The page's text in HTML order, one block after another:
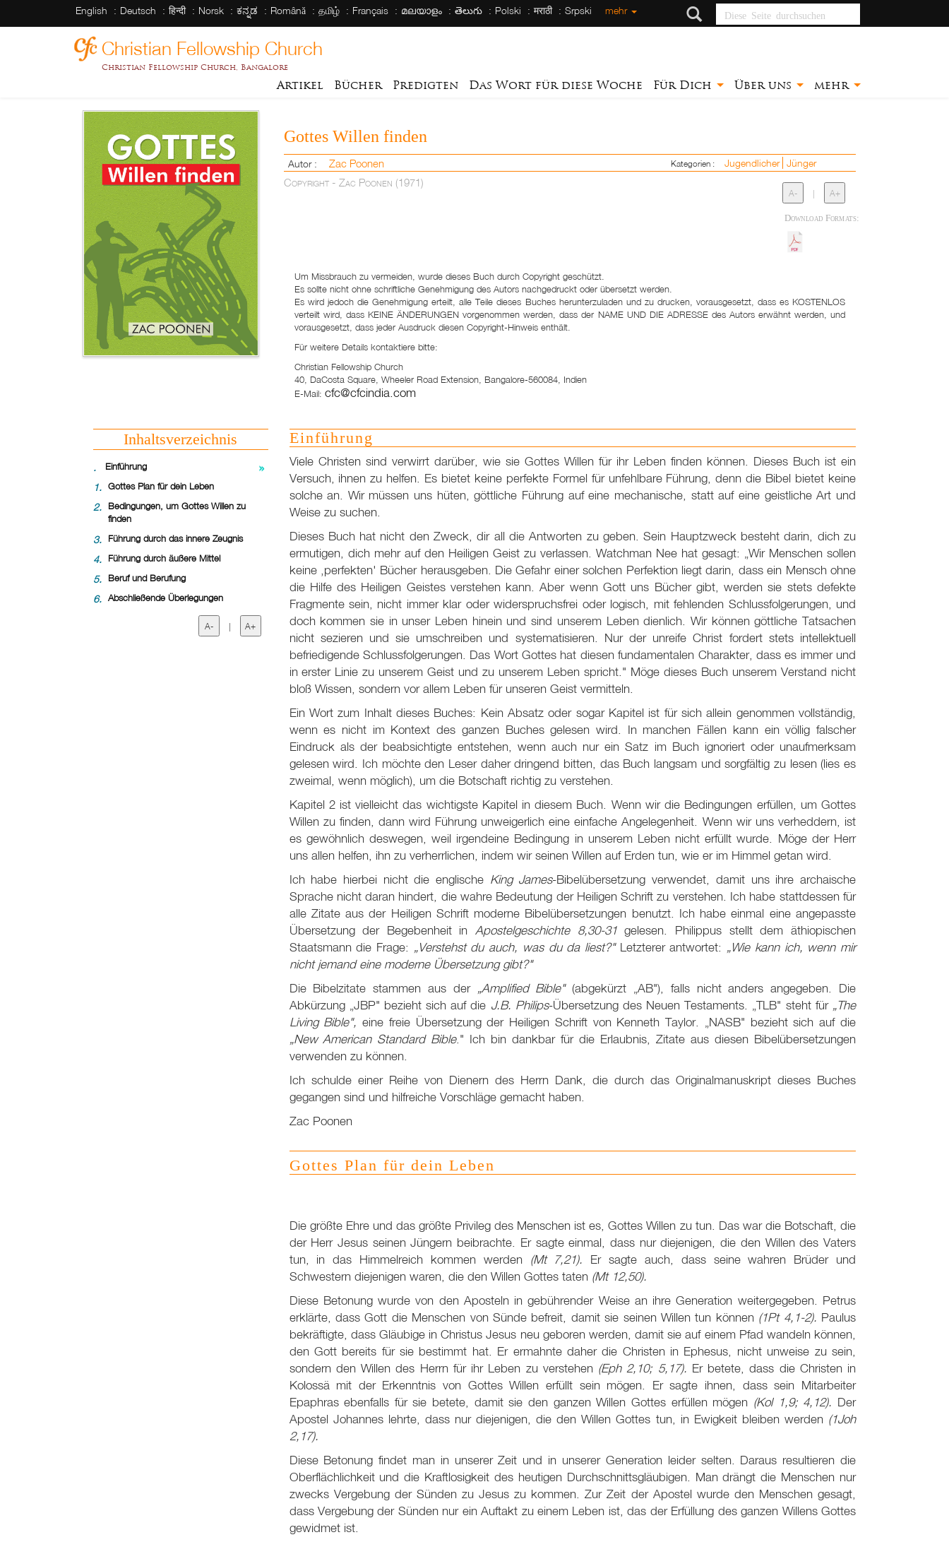
English Deutsch हिन्दी Norsk ಕನ್ನಡ Română தமிழ் Français മലയാളം తెలుగు Polski मराठी Srpski mehr
Diese Seite
durchsuchen
Christian Fellowship Church
Christian Fellowship Church, Bangalore
Artikel Bücher Predigten Das Wort für diese Woche Für Dich Über uns mehr
Gottes Willen finden
Autor : Zac Poonen Kategorien : Jugendlicher Jünger
Copyright - Zac Poonen (1971)
A- | A+
Download Formats:
Um Missbrauch zu vermeiden, wurde dieses Buch durch Copyright geschützt.
Es sollte nicht ohne schriftliche Genehmigung des Autors nachgedruckt oder übersetzt werden.
Es wird jedoch die Genehmigung erteilt, alle Teile dieses Buches herunterzuladen und zu drucken, vorausgesetzt, dass es KOSTENLOS
verteilt wird, dass KEINE ÄNDERUNGEN vorgenommen werden, dass der NAME UND DIE ADRESSE des Autors erwähnt werden, und
vorausgesetzt, dass jeder Ausdruck diesen Copyright-Hinweis enthält.
Für weitere Details kontaktiere bitte:
Christian Fellowship Church
40, DaCosta Square, Wheeler Road Extension, Bangalore-560084, Indien
E-Mail: cfc@cfcindia.com
Inhaltsverzeichnis
. Einführung
1. Gottes Plan für dein Leben
2.
Bedingungen, um Gottes Willen zu
finden
3. Führung durch das innere Zeugnis
4. Führung durch äußere Mittel
5. Beruf und Berufung
6. Abschließende Überlegungen
A- | A+
Einführung
Viele Christen sind verwirrt darüber, wie sie Gottes Willen für ihr Leben finden können. Dieses Buch ist ein
Versuch, ihnen zu helfen. Es bietet keine perfekte Formel für unfehlbare Führung, denn die Bibel bietet keine
solche an. Wir müssen uns hüten, göttliche Führung auf eine mechanische, statt auf eine geistliche Art und
Weise zu suchen.
Dieses Buch hat nicht den Zweck, dir all die Antworten zu geben. Sein Hauptzweck besteht darin, dich zu
ermutigen, dich mehr auf den Heiligen Geist zu verlassen. Watchman Nee hat gesagt: „Wir Menschen sollen
keine ‚perfekten' Bücher herausgeben. Die Gefahr einer solchen Perfektion liegt darin, dass ein Mensch ohne
die Hilfe des Heiligen Geistes verstehen kann. Aber wenn Gott uns Bücher gibt, werden sie stets defekte
Fragmente sein, nicht immer klar oder widerspruchsfrei oder logisch, mit fehlenden Schlussfolgerungen, und
doch kommen sie in unser Leben hinein und sind unserem Leben dienlich. Wir können göttliche Tatsachen
nicht sezieren und sie umschreiben und systematisieren. Nur der unreife Christ fordert stets intellektuell
befriedigende Schlussfolgerungen. Das Wort Gottes hat diesen fundamentalen Charakter, dass es immer und
in erster Linie zu unserem Geist und zu unserem Leben spricht." Möge dieses Buch unserem Verstand nicht
bloß Wissen, sondern vor allem Leben für unseren Geist vermitteln.
Ein Wort zum Inhalt dieses Buches: Kein Absatz oder sogar Kapitel ist für sich allein genommen vollständig,
wenn es nicht im Kontext des ganzen Buches gelesen wird. In manchen Fällen kann ein völlig falscher
Eindruck als der beabsichtigte entstehen, wenn auch nur ein Satz im Buch ignoriert oder unaufmerksam
gelesen wird. Ich möchte den Leser daher dringend bitten, das Buch langsam und sorgfältig zu lesen (lies es
zweimal, wenn möglich), um die Botschaft richtig zu verstehen.
Kapitel 2 ist vielleicht das wichtigste Kapitel in diesem Buch. Wenn wir die Bedingungen erfüllen, um Gottes
Willen zu finden, dann wird Führung unweigerlich eine einfache Angelegenheit. Wenn wir uns verheddern, ist
es gewöhnlich deswegen, weil irgendeine Bedingung in unserem Leben nicht erfüllt wurde. Möge der Herr
uns allen helfen, ihn zu verherrlichen, indem wir seinen Willen auf Erden tun, wie er im Himmel getan wird.
Ich habe hierbei nicht die englische King James-Bibelübersetzung verwendet, damit uns ihre archaische
Sprache nicht daran hindert, die wahre Bedeutung der Heiligen Schrift zu verstehen. Ich habe stattdessen für
alle Zitate aus der Heiligen Schrift moderne Bibelübersetzungen benutzt. Ich habe einmal eine angepasste
Übersetzung der Begebenheit inApostelgeschichte 8,30-31gelesen. Philippus stellt dem äthiopischen
Staatsmann die Frage: „Verstehst du auch, was du da liest?" Letzterer antwortet: „Wie kann ich, wenn mir
nicht jemand eine moderne Übersetzung gibt?"
Die Bibelzitate stammen aus der „Amplified Bible"(abgekürzt „AB"), falls nicht anders angegeben. Die
Abkürzung „JBP" bezieht sich auf die J.B. Philips-Übersetzung des Neuen Testaments. „TLB" steht für „The
Living Bible", eine freie Übersetzung der Heiligen Schrift von Kenneth Taylor. „NASB" bezieht sich auf die
„New American Standard Bible." Ich bin dankbar für die Erlaubnis, Zitate aus diesen Bibelübersetzungen
verwenden zu können.
Ich schulde einer Reihe von Dienern des Herrn Dank, die durch das Originalmanuskript dieses Buches
gegangen sind und hilfreiche Vorschläge gemacht haben.
Zac Poonen
Gottes Plan für dein Leben
Die größte Ehre und das größte Privileg des Menschen ist es, Gottes Willen zu tun. Das war die Botschaft, die
der Herr Jesus seinen Jüngern beibrachte. Er sagte einmal, dass nur diejenigen, die den Willen des Vaters
tun, in das Himmelreich kommen werden (Mt 7,21). Er sagte auch, dass seine wahren Brüder und
Schwestern diejenigen waren, die den Willen Gottes taten (Mt 12,50).
Diese Betonung wurde von den Aposteln in gebührender Weise an ihre Generation weitergegeben. Petrus
erklärte, dass Gott die Menschen von Sünde befreit, damit sie seinen Willen tun können (1Pt 4,1-2). Paulus
bekräftigte, dass Gläubige in Christus Jesus neu geboren werden, damit sie auf einem Pfad wandeln können,
den Gott bereits für sie bestimmt hat. Er ermahnte daher die Christen in Ephesus, nicht unweise zu sein,
sondern den Willen des Herrn für ihr Leben zu verstehen(Eph 2,10; 5,17). Er betete, dass die Christen in
Kolossä mit der Erkenntnis von Gottes Willen erfüllt sein mögen. Er sagte ihnen, dass sein Mitarbeiter
Epaphras ebenfalls für sie betete, damit sie den ganzen Willen Gottes erfüllen mögen (Kol 1,9; 4,12). Der
Apostel Johannes lehrte, dass nur diejenigen, die den Willen Gottes tun, in Ewigkeit bleiben werden (1Joh
2,17).
Diese Betonung findet man in unserer Zeit und in unserer Generation leider selten. Daraus resultieren die
Oberflächlichkeit und die Kraftlosigkeit des heutigen Durchschnittsgläubigen. Man drängt die Menschen nur
zwecks Vergebung der Sünden zu Jesus zu kommen. Zur Zeit der Apostel wurde den Menschen gesagt,
dass Vergebung der Sünden nur ein Auftakt zu einem Leben ist, das der Erfüllung des ganzen Willens Gottes
gewidmet ist.